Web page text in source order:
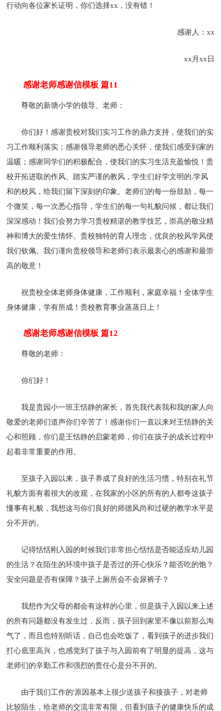
行动向各位家长证明，你们选择xx，没有错！
感谢人：xx
xx月xx日
感谢老师感谢信模板 篇11
尊敬的新塘小学的领导、老师：
你们好！感谢贵校对我们实习工作的鼎力支持，使我们的实
习工作顺利落实；感谢领导老师的悉心关怀，使我们感受到家的
温暖；感谢同学们的积极配合，使我们的实习生活充盈愉悦！贵
校开拓进取的作风、踏实严谨的教风，学生们好学文明的.学风
和的校风，给我们留下深刻的印象。老师们的每一份鼓励，每一
个微笑，每一次悉心指导，学生们的每一句礼貌问候，都让我们
深深感动！我们会努力学习贵校精湛的教学技艺，崇高的敬业精
神和博大的爱生情怀。贵校独特的育人理念，优良的校风学风使
我们钦佩。我们谨向贵校领导和老师们表示最衷心的感谢和最崇
高的敬意！
祝贵校全体老师身体健康，工作顺利，家庭幸福！全体学生
身体健康，学有所成！贵校教育事业蒸蒸日上！
感谢老师感谢信模板 篇12
尊敬的老师：
你们好！
我是贵园小一班王恬静的家长，首先我代表我和我的家人向
敬爱的老师们道声你们辛苦了！感谢你们一直以来对王恬静的关
心和照顾，你们是王恬静的启蒙老师，你们在孩子的成长过程中
起着非常重要的作用。
至孩子入园以来，孩子养成了良好的生活习惯，特别在礼节
礼貌方面有着很大的改观，在我家的小区的所有的人都夸这孩子
懂事有礼貌，我想这与你们良好的师德风尚和过硬的教学水平是
分不开的。
记得恬恬刚入园的时候我们非常担心恬恬是否能适应幼儿园
的生活？在陌生的环境中孩子是否过的开心快乐？能否吃的饱？
安全问题是否有保障？孩子上厕所会不会尿裤子？
我想作为父母的都会有这样的心里，但是孩子入园以来上述
的所有问题都没有发生过，反而，孩子回到家里不像以前那么淘
气了，而且也特别听话，自己也会吃饭了，看到孩子的进步我们
打心底里高兴，也感觉到了孩子与入园前有了明显的提高，这与
老师们的辛勤工作和强烈的责任心是分不开的。
由于我们工作的'原因基本上很少送孩子和接孩子，对老师
比较陌生，给老师的交流非常有限，但看到孩子的健康快乐的成